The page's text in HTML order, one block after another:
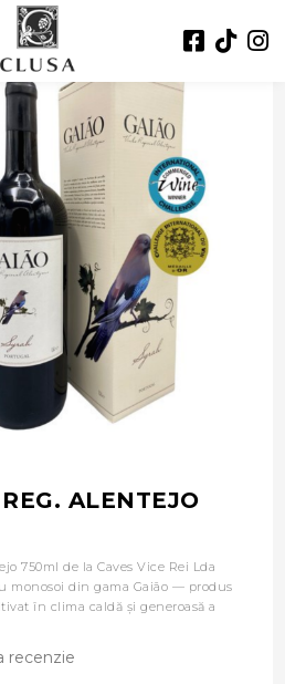
ALENTEJO
750ml de la Caves Vice Rei Lda
monosoi din gama Gaião — produs
în clima caldă și generoasă a
recenzie